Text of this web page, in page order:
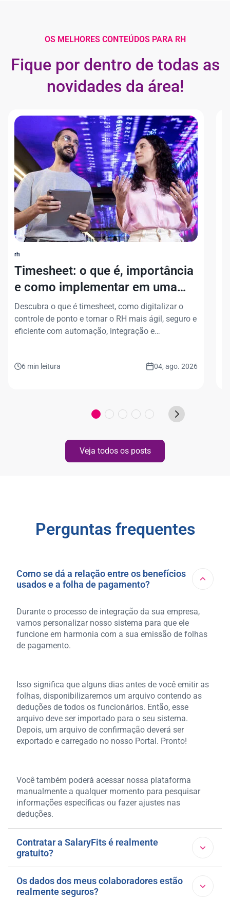
OS MELHORES CONTEÚDOS PARA RH
Fique por dentro de todas as
novidades da área!
rh
Timesheet: o que é, importância
e como implementar em uma
empresa
Descubra o que é timesheet, como digitalizar o
controle de ponto e tornar o RH mais ágil, seguro e
eficiente com automação, integração e
6 min leitura 04, ago. 2026
Veja todos os posts
Perguntas frequentes
Como se dá a relação entre os benefícios
usados e a folha de pagamento?
Durante o processo de integração da sua empresa,
vamos personalizar nosso sistema para que ele
funcione em harmonia com a sua emissão de folhas
de pagamento.
Isso significa que alguns dias antes de você emitir as
folhas, disponibilizaremos um arquivo contendo as
deduções de todos os funcionários. Então, esse
arquivo deve ser importado para o seu sistema.
Depois, um arquivo de confirmação deverá ser
exportado e carregado no nosso Portal. Pronto!
Você também poderá acessar nossa plataforma
manualmente a qualquer momento para pesquisar
informações específicas ou fazer ajustes nas
deduções.
Contratar a SalaryFits é realmente
gratuito?
Sim! Contratar a SalaryFits não gera custos para as
empresas (não é pegadinha). Nossa remuneração
Os dados dos meus colaboradores estão
realmente seguros?